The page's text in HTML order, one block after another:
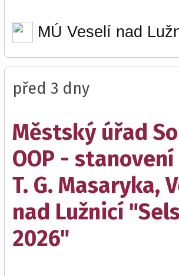
MÚ Veselí nad
před 3 dny
Městský úřad
OOP -
T. G. Masaryka,
nad Lužnicí
2026"